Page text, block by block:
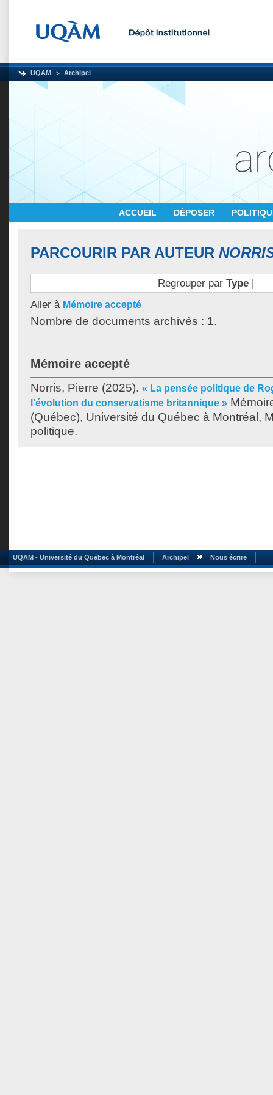
UQAM Archipel
ACCUEIL DÉPOSER
PARCOURIR PAR AUTEUR
Regrouper par Type|
Aller à Mémoire accepté
Nombre de documents archivés : 1.
Mémoire accepté
Norris, Pierre (2025). « La pensée politique de
l'évolution du conservatisme britannique »
(Québec), Université du Québec à Montréal,
politique.
UQAM - Université du Québec à Montréal Archipel Nous écrire